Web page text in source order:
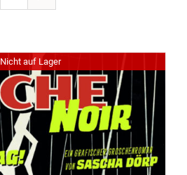
Nicht auf Lager